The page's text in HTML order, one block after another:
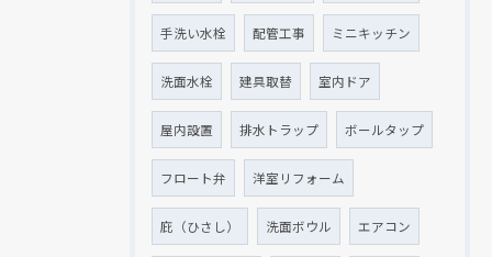
手洗い水栓 配管工事 ミニキッチン
洗面水栓 建具取替 室内ドア
屋内設置 排水トラップ ボールタップ
フロート弁 洋室リフォーム
庇（ひさし） 洗面ボウル エアコン